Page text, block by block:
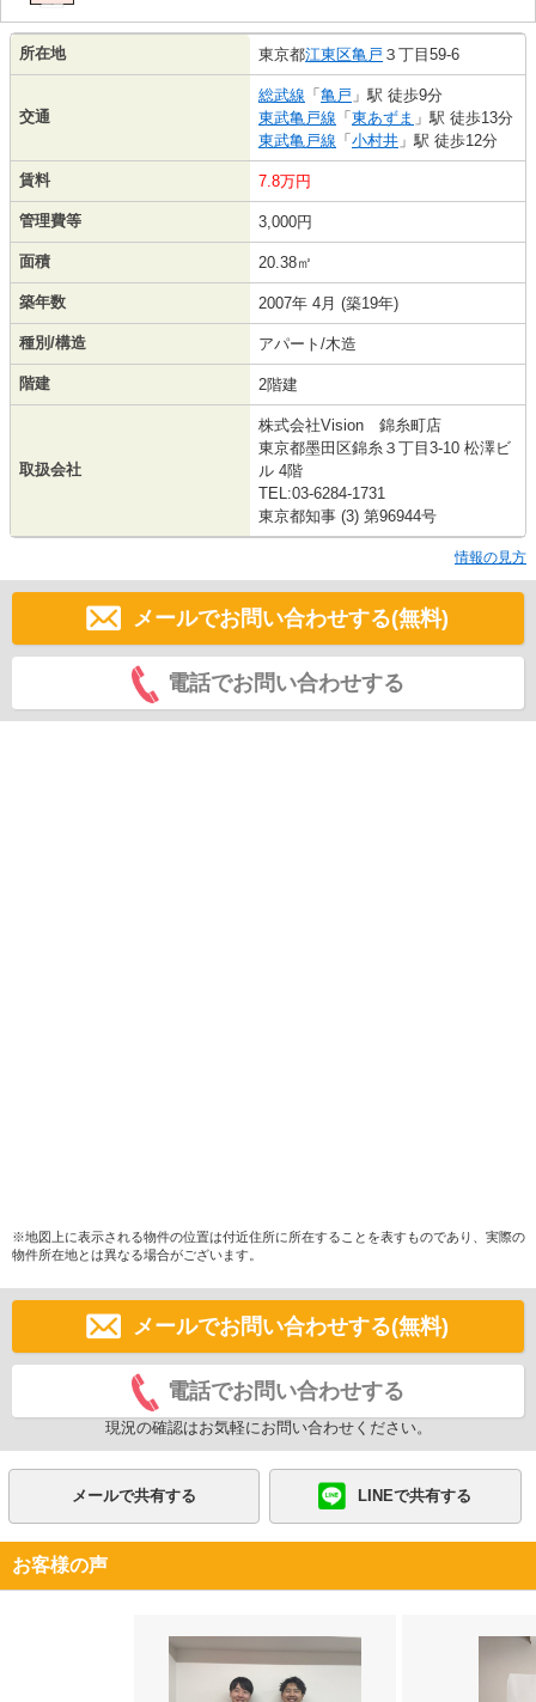
所在地 東京都江東区亀戸 ３丁目59-6
交通
総武線 「 亀戸 」駅 徒歩9分
東武亀戸線 「 東あずま 」駅 徒歩13分
東武亀戸線 「 小村井 」駅 徒歩12分
賃料 7.8万円
管理費等 3,000円
面積 20.38㎡
築年数 2007年 4月 (築19年)
種別/構造 アパート/木造
階建 2階建
取扱会社
株式会社Vision 錦糸町店
東京都墨田区錦糸３丁目3-10 松澤ビ
ル 4階
TEL:03-6284-1731
東京都知事 (3) 第96944号
情報の見方
メールでお問い合わせする(無料)
電話でお問い合わせする
※地図上に表示される物件の位置は付近住所に所在することを表すものであり、実際の
物件所在地とは異なる場合がございます。
メールでお問い合わせする(無料)
電話でお問い合わせする
現況の確認はお気軽にお問い合わせください。
メールで共有する LINEで共有する
お客様の声